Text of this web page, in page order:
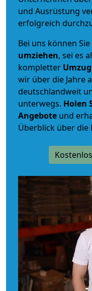
und Ausrüstung
erfolgreich
Bei uns können Sie
umziehen, sei es
kompletter Umzug
wir über die Jahre
deutschlandweit
unterwegs. Holen
Angebote und
Überblick über die